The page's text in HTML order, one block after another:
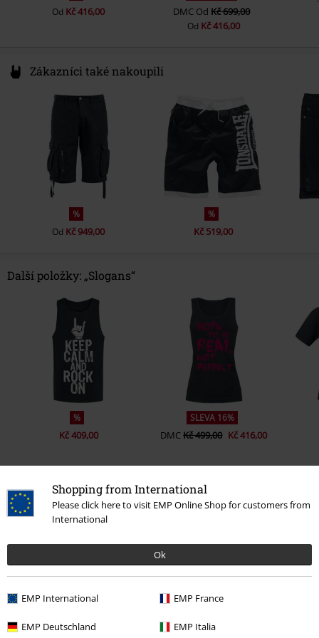
Shopping from International
Please click here to visit EMP Online Shop for customers from
International
Ok
EMP International EMP France
EMP Deutschland EMP Italia
Od Kč 416,00 DMC OdKč 699,00
Od Kč 416,00
Zákazníci také nakoupili
%
Od Kč 949,00
%
Kč 519,00
Další položky: „Slogans“
%
Kč 409,00
SLEVA 16%
DMCKč 499,00 Kč 416,00
0 Hodnocení
Podělte se o váš názor "See you in Valhalla".
Napsat hodnocení